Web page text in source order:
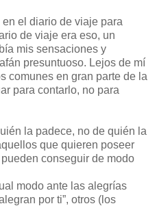
el diario de viaje para
de viaje era eso, un
mis sensaciones y
presuntuoso. Lejos de mí
comunes en gran parte de la
para contarlo, no para
la padece, no de quién la
que quieren poseer
conseguir de modo
modo ante las alegrías
por ti”, otros (los